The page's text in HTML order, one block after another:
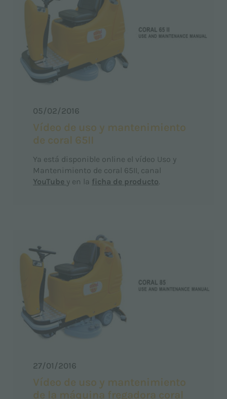
05/02/2016
Vídeo de uso y mantenimiento
de coral 65II
Ya está disponible online el vídeo Uso y
Mantenimiento de coral 65II, canal
YouTube y en la ficha de producto.
27/01/2016
Vídeo de uso y mantenimiento
de la máquina fregadora coral